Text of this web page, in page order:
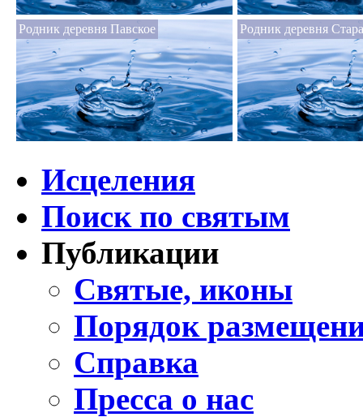
Родник деревня Павское Родник деревня
Исцеления
Поиск по святым
Публикации
Святые, иконы
Порядок
Справка
Пресса о нас